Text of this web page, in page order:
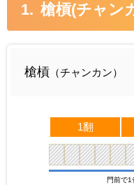
槍槓(チャン
槍槓 （チャンカン）
1翻
門前で1